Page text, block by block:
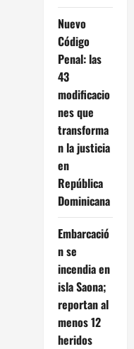
Nuevo
Código
Penal: las
43
modificacio
nes que
transforma
n la justicia
en
República
Dominicana
Embarcació
n se
incendia en
isla Saona;
reportan al
menos 12
heridos